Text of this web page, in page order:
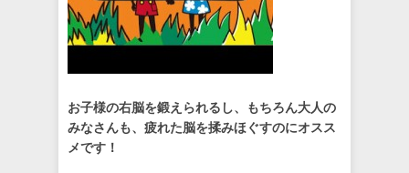
お子様の右脳を鍛えられるし、もちろん大人の
みなさんも、疲れた脳を揉みほぐすのにオスス
メです！